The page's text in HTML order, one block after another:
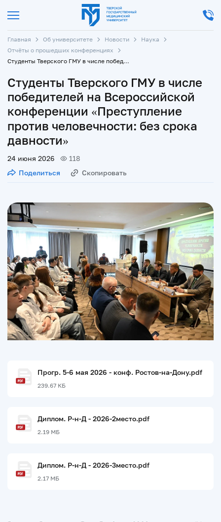
Главная Об университете Новости
Наука
Отчёты о прошедших конференциях
Студенты Тверского ГМУ в числе победителей на Всероссийской конференции «Преступление против человечности: без срока давности»
Студенты Тверского ГМУ в числе
победителей на Всероссийской
конференции «Преступление
против человечности: без срока
давности»
24 июня 2026
118
Поделиться
Скопировать
Прогр. 5-6 мая 2026 - конф. Ростов-на-Дону.pdf
239.67 КБ
Диплом. Р-н-Д - 2026-2место.pdf
2.19 МБ
Диплом. Р-н-Д - 2026-3место.pdf
2.17 МБ